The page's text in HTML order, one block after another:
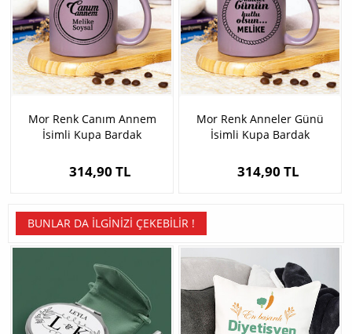
Mor Renk Canım Annem
İsimli Kupa Bardak
314,90 TL
Mor Renk Anneler Günü
İsimli Kupa Bardak
314,90 TL
BUNLAR DA İLGINIZI ÇEKEBILIR !